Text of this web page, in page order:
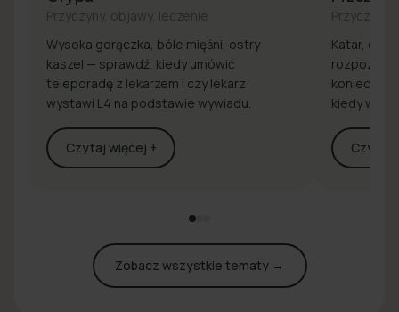
Przyczyny, objawy, leczenie
Wysoka gorączka, bóle mięśni, ostry
kaszel — sprawdź, kiedy umówić
teleporadę z lekarzem i czy lekarz
wystawi L4 na podstawie wywiadu.
Czytaj więcej +
Przyczyny,
Katar,
rozpoznaj
konieczna
kiedy
Czytaj
Zobacz wszystkie tematy →